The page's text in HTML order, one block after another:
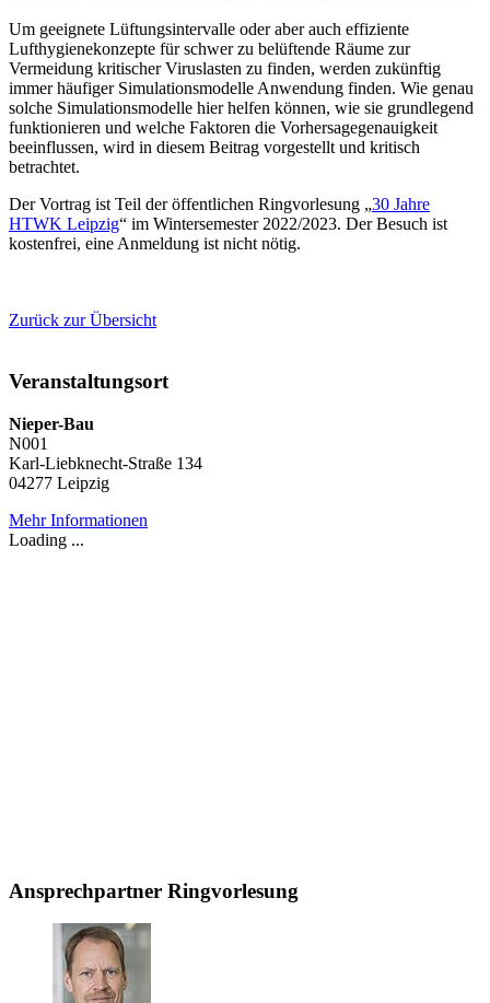
Um geeignete Lüftungsintervalle oder aber auch effiziente
Lufthygienekonzepte für schwer zu belüftende Räume zur
Vermeidung kritischer Viruslasten zu finden, werden zukünftig
immer häufiger Simulationsmodelle Anwendung finden. Wie genau
solche Simulationsmodelle hier helfen können, wie sie grundlegend
funktionieren und welche Faktoren die Vorhersagegenauigkeit
beeinflussen, wird in diesem Beitrag vorgestellt und kritisch
betrachtet.
Der Vortrag ist Teil der öffentlichen Ringvorlesung „30 Jahre
HTWK Leipzig“ im Wintersemester 2022/2023. Der Besuch ist
kostenfrei, eine Anmeldung ist nicht nötig.
Zurück zur Übersicht
Veranstaltungsort
Nieper-Bau
N001
Karl-Liebknecht-Straße 134
04277 Leipzig
Mehr Informationen
Loading ...
Ansprechpartner Ringvorlesung